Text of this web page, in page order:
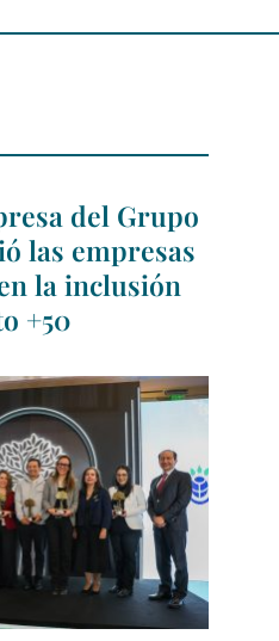
del Grupo
las empresas
la inclusión
+50